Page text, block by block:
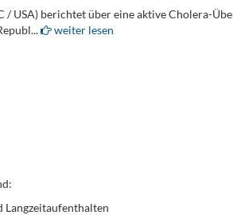
USA) berichtet über eine aktive Cholera-
weiter lesen
Langzeitaufenthalten